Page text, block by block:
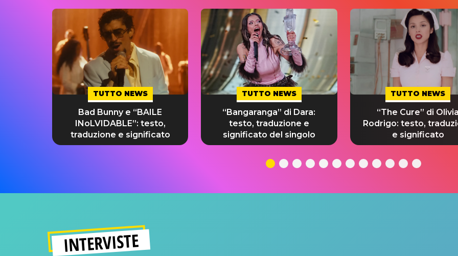
TUTTO NEWS
Bad Bunny e “BAILE
INoLVIDABLE”: testo,
traduzione e significato
TUTTO NEWS
“Bangaranga” di Dara:
testo, traduzione e
significato del singolo
TUTTO NEWS
“The Cure” di Olivia
Rodrigo: testo,
e significato
INTERVISTE